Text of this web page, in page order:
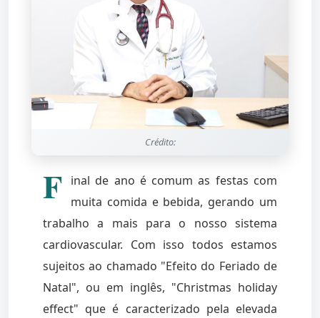
Crédito:
F inal de ano é comum as festas com
muita comida e bebida, gerando um
trabalho a mais para o nosso sistema
cardiovascular. Com isso todos estamos
sujeitos ao chamado "Efeito do Feriado de
Natal", ou em inglês, "Christmas holiday
effect" que é caracterizado pela elevada